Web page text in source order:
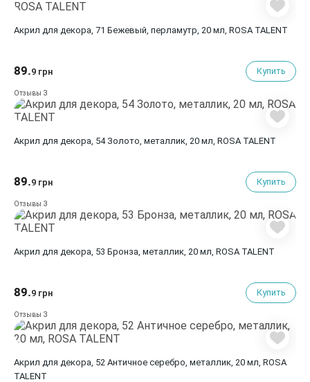
Акрил для декора, 71 Бежевый, перламутр, 20 мл, ROSA TALENT
89.9 грн Купить
Отзывы 3
Акрил для декора, 54 Золото, металлик, 20 мл, ROSA TALENT
89.9 грн Купить
Отзывы 3
Акрил для декора, 53 Бронза, металлик, 20 мл, ROSA TALENT
89.9 грн Купить
Отзывы 3
Акрил для декора, 52 Античное серебро, металлик, 20 мл, ROSA
TALENT